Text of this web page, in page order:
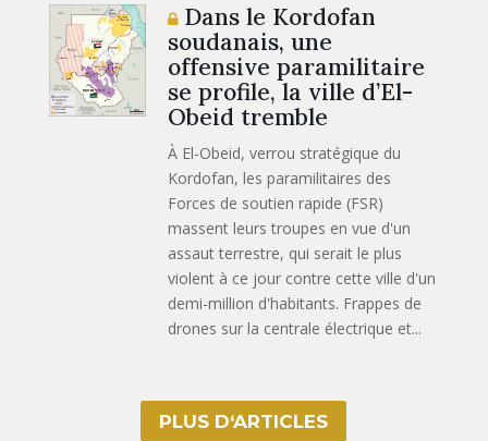
Dans le Kordofan
soudanais, une
offensive paramilitaire
se profile, la ville d’El-
Obeid tremble
À El-Obeid, verrou stratégique du
Kordofan, les paramilitaires des
Forces de soutien rapide (FSR)
massent leurs troupes en vue d'un
assaut terrestre, qui serait le plus
violent à ce jour contre cette ville d'un
demi-million d'habitants. Frappes de
drones sur la centrale électrique et...
PLUS D‘ARTICLES